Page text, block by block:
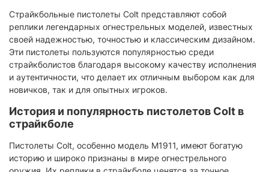
Страйкбольные пистолеты Colt представляют собой
реплики легендарных огнестрельных моделей, известных
своей надежностью, точностью и классическим дизайном.
Эти пистолеты пользуются популярностью среди
страйкболистов благодаря высокому качеству исполнения
и аутентичности, что делает их отличным выбором как для
новичков, так и для опытных игроков.​
История и популярность пистолетов Colt в
страйкболе
Пистолеты Colt, особенно модель M1911, имеют богатую
историю и широко признаны в мире огнестрельного